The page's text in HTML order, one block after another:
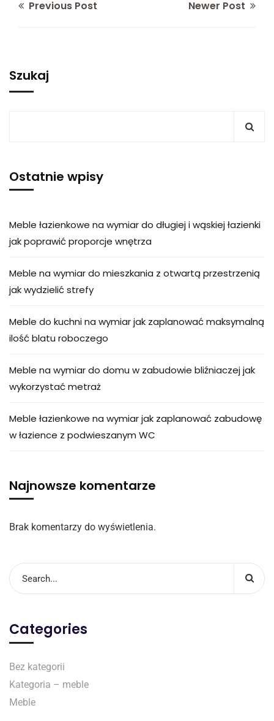
Previous Post Newer Post
Szukaj
Ostatnie wpisy
Meble łazienkowe na wymiar do długiej i wąskiej łazienki
jak poprawić proporcje wnętrza
Meble na wymiar do mieszkania z otwartą przestrzenią
jak wydzielić strefy
Meble do kuchni na wymiar jak zaplanować maksymalną
ilość blatu roboczego
Meble na wymiar do domu w zabudowie bliźniaczej jak
wykorzystać metraż
Meble łazienkowe na wymiar jak zaplanować zabudowę
w łazience z podwieszanym WC
Najnowsze komentarze
Brak komentarzy do wyświetlenia.
Categories
Bez kategorii
Kategoria – meble
Meble